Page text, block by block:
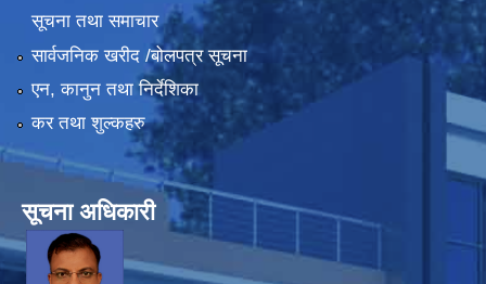
सूचना तथा समाचार
सार्वजनिक खरीद /बोलपत्र सूचना
एन, कानुन तथा निर्देशिका
कर तथा शुल्कहरु
सूचना अधिकारी